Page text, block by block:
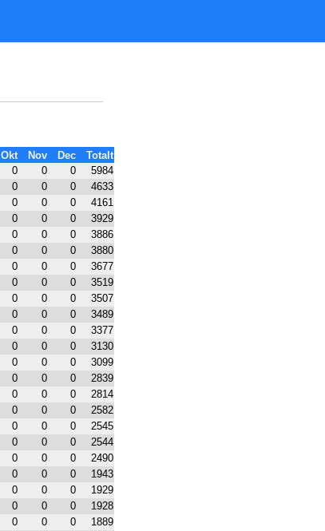
Okt Nov Dec
Totalt
0 0 0
5984
0 0 0
4633
0 0 0
4161
0 0 0
3929
0 0 0
3886
0 0 0
3880
0 0 0
3677
0 0 0
3519
0 0 0
3507
0 0 0
3489
0 0 0
3377
0 0 0
3130
0 0 0
3099
0 0 0
2839
0 0 0
2814
0 0 0
2582
0 0 0
2545
0 0 0
2544
0 0 0
2490
0 0 0
1943
0 0 0
1929
0 0 0
1928
0 0 0
1889